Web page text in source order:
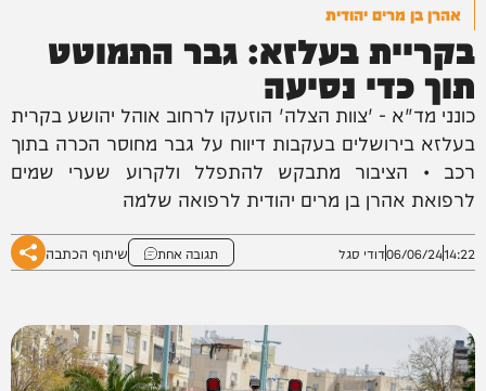
אהרן בן מרים יהודית
בקריית בעלזא: גבר התמוטט
תוך כדי נסיעה
כונני מד"א - 'צוות הצלה' הוזעקו לרחוב אוהל יהושע בקרית
בעלזא בירושלים בעקבות דיווח על גבר מחוסר הכרה בתוך
רכב • הציבור מתבקש להתפלל ולקרוע שערי שמים
לרפואת אהרן בן מרים יהודית לרפואה שלמה
14:22
06/06/24דודי סגל תגובה אחת שיתוף הכתבה